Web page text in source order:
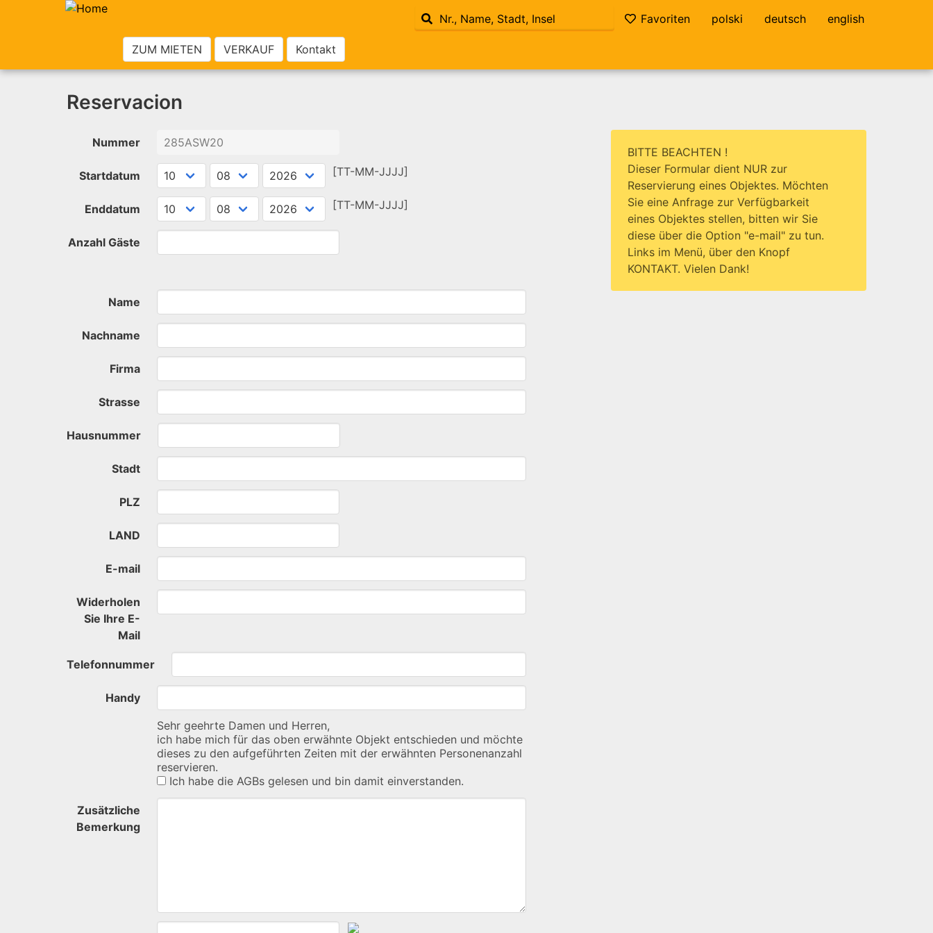
ZUM MIETEN VERKAUF Kontakt
Favoriten polski deutsch english
Reservacion
Nummer
Startdatum [TT-MM-JJJJ]
Enddatum [TT-MM-JJJJ]
Anzahl Gäste
Name
Nachname
Firma
Strasse
Hausnummer
Stadt
PLZ
LAND
E-mail
Widerholen
Sie Ihre E-
Mail
Telefonnummer
Handy
Sehr geehrte Damen und Herren,
ich habe mich für das oben erwähnte Objekt entschieden und möchte
dieses zu den aufgeführten Zeiten mit der erwähnten Personenanzahl
reservieren.
Ich habe die AGBs gelesen und bin damit einverstanden.
Zusätzliche
Bemerkung
BITTE BEACHTEN !
Dieser Formular dient NUR zur
Reservierung eines Objektes. Möchten
Sie eine Anfrage zur Verfügbarkeit
eines Objektes stellen, bitten wir Sie
diese über die Option "e-mail" zu tun.
Links im Menü, über den Knopf
KONTAKT. Vielen Dank!